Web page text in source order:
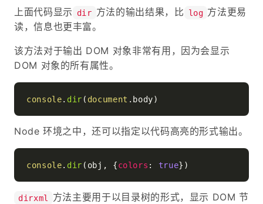
上面代码显示 dir 方法的输出结果，比 log 方法更易
读，信息也更丰富。
该方法对于输出 DOM 对象非常有用，因为会显示
DOM 对象的所有属性。
console. dir ( document . body
Node 环境之中，还可以指定以代码高亮的形式输出。
console. dir (obj, {colors : true
dirxml
方法主要用于以目录树的形式，显示 DOM 节